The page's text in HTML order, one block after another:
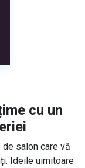
cu un
salon care vă
Ideile uimitoare